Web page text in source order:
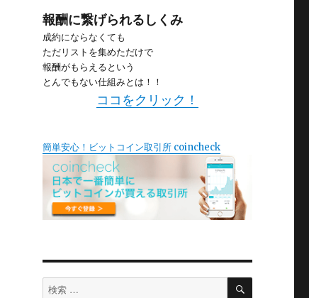
報酬に繋げられるしくみ
成約にならなくても
ただリストを集めただけで
報酬がもらえるという
とんでもない仕組みとは！！
ココをクリック！
簡単安心！ビットコイン取引所 coincheck
検
検